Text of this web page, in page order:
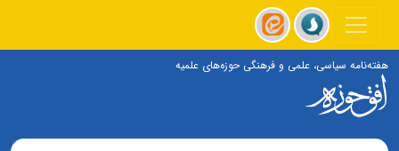
هفته‌نامه سیاسی، علمی و فرهنگی حوزه‌های علمیه